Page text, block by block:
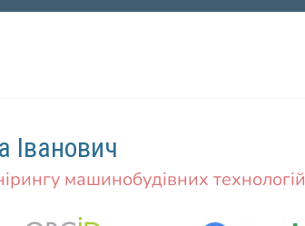
Іванович
машинобудівних технологій